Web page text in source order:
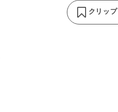
クリップ